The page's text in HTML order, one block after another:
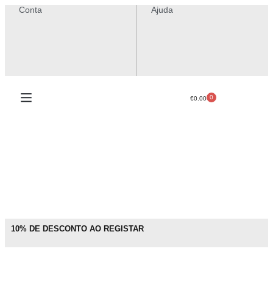
Conta Ajuda
€0.00 0
10% DE DESCONTO AO REGISTAR